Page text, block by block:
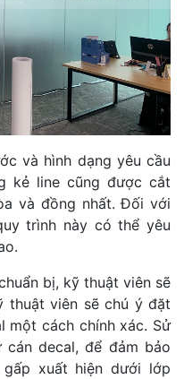
và hình dạng yêu cầu
kẻ line cũng được cắt
và đồng nhất. Đối với
trình này có thể yêu
bị, kỹ thuật viên sẽ
thuật viên sẽ chú ý đặt
một cách chính xác. Sử
decal, để đảm bảo
xuất hiện dưới lớp